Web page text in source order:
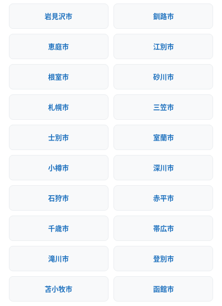
岩見沢市 釧路市
恵庭市 江別市
根室市 砂川市
札幌市 三笠市
士別市 室蘭市
小樽市 深川市
石狩市 赤平市
千歳市 帯広市
滝川市 登別市
苫小牧市 函館市